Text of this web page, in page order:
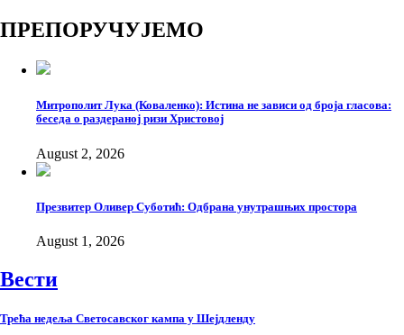
ПРЕПОРУЧУЈЕМО
Митрополит Лука (Коваленко): Истина не зависи од броја гласова:
беседа о раздераној ризи Христовој
August 2, 2026
Презвитер Оливер Суботић: Одбрана унутрашњих простора
August 1, 2026
Вести
Трећа недеља Светосавског кампа у Шејдленду